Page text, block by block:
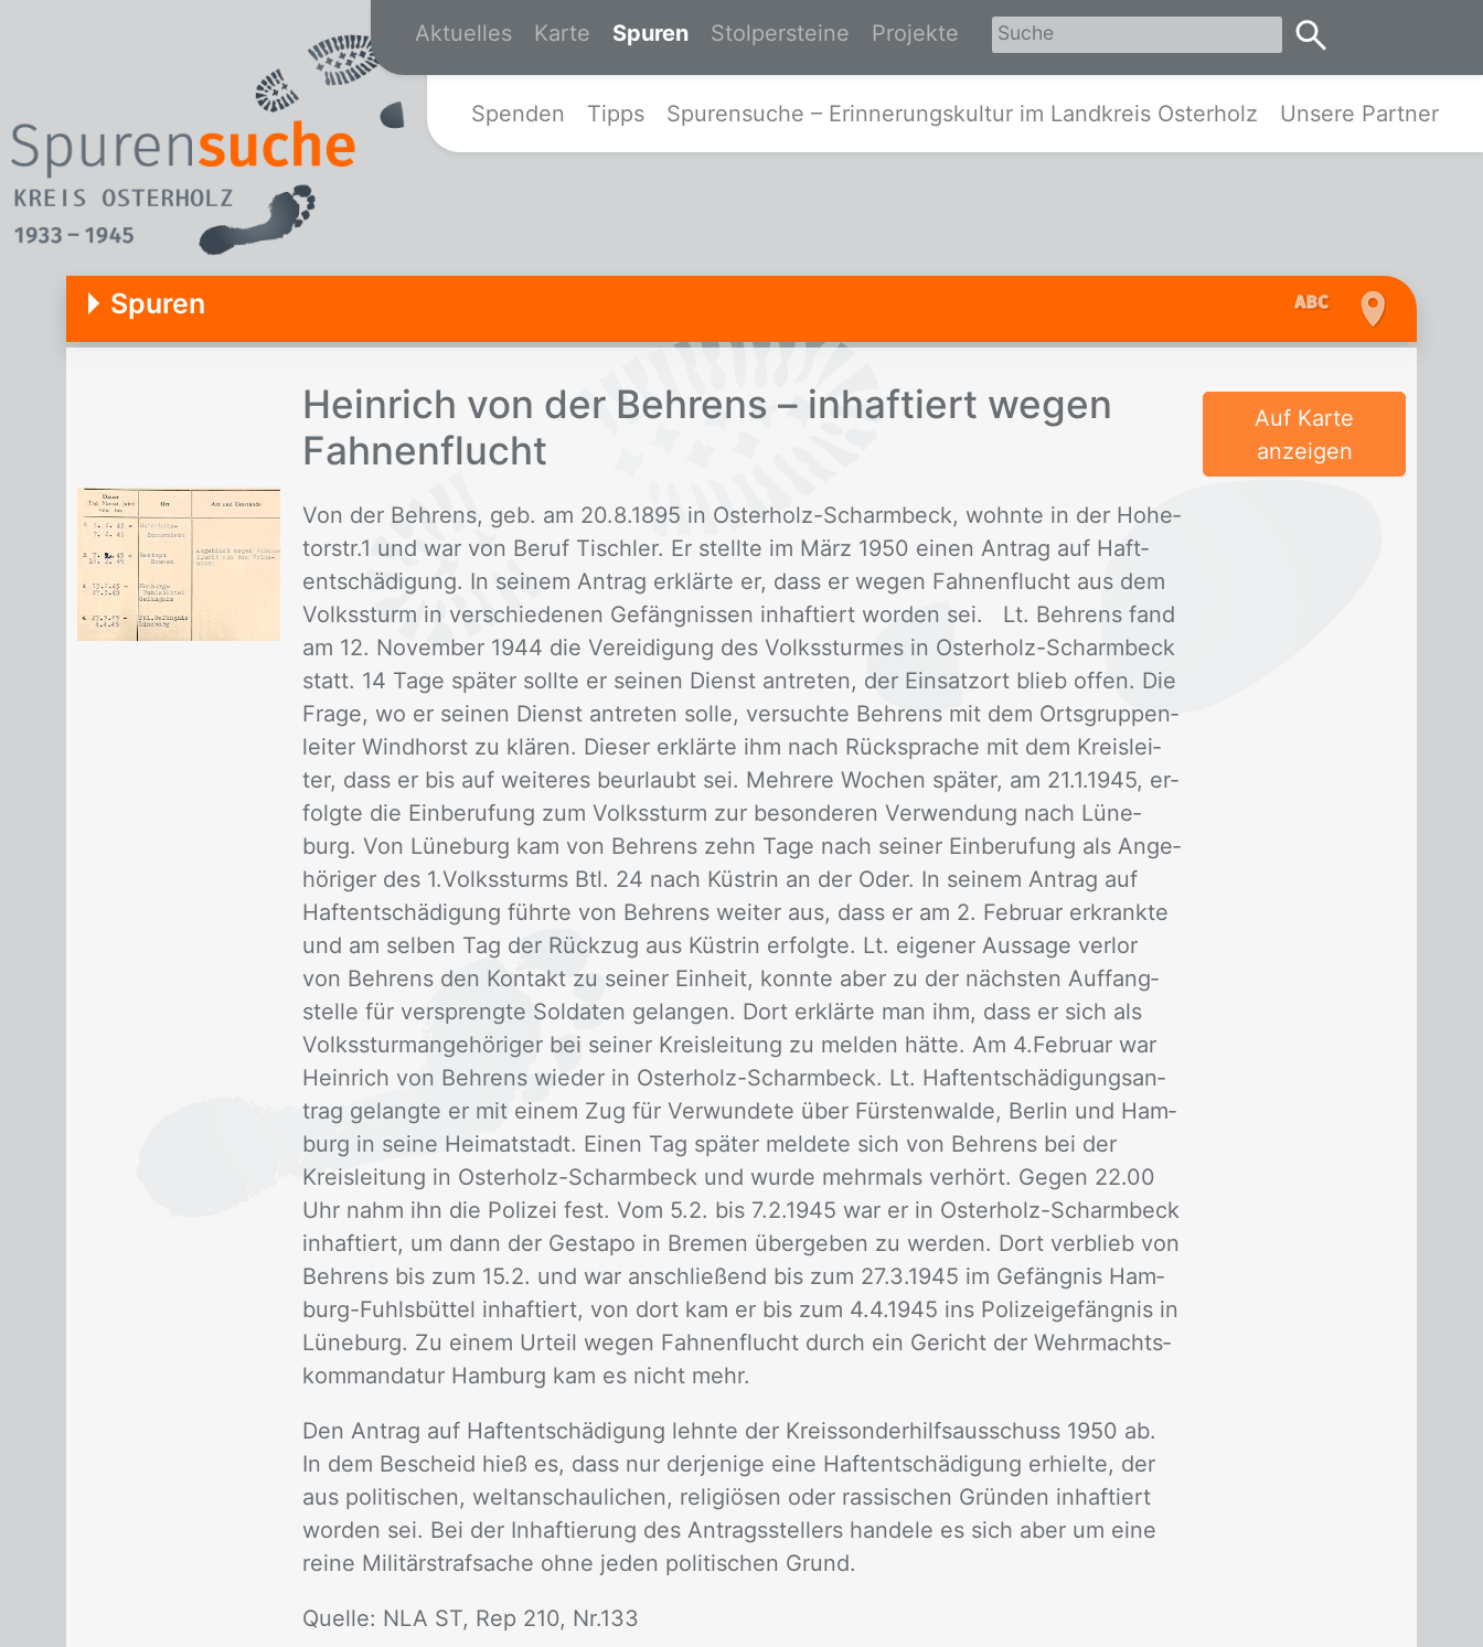
Zur Startseite von Spurensuche-Osterholz
Aktuelles Karte Spuren Stolpersteine Projekte
Spenden Tipps Spurensuche – Erinnerungskultur im Landkreis Osterholz Unsere Partner
Spuren
Hein­rich von der Beh­rens – in­haf­tiert we­gen
Fah­nen­flucht
Auf Karte
anzeigen
Von der Beh­rens, geb. am 20.8.1895 in Os­ter­holz-Scharm­beck, wohn­te in der Ho­he­
tor­str.1 und war von Be­ruf Tisch­ler. Er stell­te im März 1950 ei­nen An­trag auf Haft­
ent­schä­di­gung. In sei­nem An­trag er­klär­te er, dass er we­gen Fah­nen­flucht aus dem
Volks­sturm in ver­schie­de­nen Ge­fäng­nis­sen in­haf­tiert wor­den sei. Lt. Beh­rens fand
am 12. No­vem­ber 1944 die Ver­ei­di­gung des Volks­stur­mes in Os­ter­holz-Scharm­beck
statt. 14 Tage spä­ter soll­te er sei­nen Dienst an­tre­ten, der Ein­satz­ort blieb of­fen. Die
Fra­ge, wo er sei­nen Dienst an­tre­ten sol­le, ver­such­te Beh­rens mit dem Orts­grup­pen­
lei­ter Wind­horst zu klä­ren. Die­ser er­klär­te ihm nach Rück­spra­che mit dem Kreis­lei­
ter, dass er bis auf wei­te­res be­ur­laubt sei. Meh­re­re Wo­chen spä­ter, am 21.1.1945, er­
folg­te die Ein­be­ru­fung zum Volks­sturm zur be­son­de­ren Ver­wen­dung nach Lü­ne­
burg. Von Lü­ne­burg kam von Beh­rens zehn Tage nach sei­ner Ein­be­ru­fung als An­ge­
hö­ri­ger des 1.Volks­sturms Btl. 24 nach Küs­trin an der Oder. In sei­nem An­trag auf
Haft­ent­schä­di­gung führ­te von Beh­rens wei­ter aus, dass er am 2. Fe­bru­ar er­krank­te
und am sel­ben Tag der Rück­zug aus Küs­trin er­folg­te. Lt. ei­ge­ner Aus­sa­ge ver­lor
von Beh­rens den Kon­takt zu sei­ner Ein­heit, konn­te aber zu der nächs­ten Auf­fang­
stel­le für ver­spreng­te Sol­da­ten ge­lan­gen. Dort er­klär­te man ihm, dass er sich als
Volks­stur­man­ge­hö­ri­ger bei sei­ner Kreis­lei­tung zu mel­den hät­te. Am 4.Fe­bru­ar war
Hein­rich von Beh­rens wie­der in Os­ter­holz-Scharm­beck. Lt. Haft­ent­schä­di­gungs­an­
trag ge­lang­te er mit ei­nem Zug für Ver­wun­de­te über Fürs­ten­wal­de, Ber­lin und Ham­
burg in sei­ne Hei­mat­stadt. Ei­nen Tag spä­ter mel­de­te sich von Beh­rens bei der
Kreis­lei­tung in Os­ter­holz-Scharm­beck und wur­de mehr­mals ver­hört. Ge­gen 22.00
Uhr nahm ihn die Po­li­zei fest. Vom 5.2. bis 7.2.1945 war er in Os­ter­holz-Scharm­beck
in­haf­tiert, um dann der Ge­sta­po in Bre­men über­ge­ben zu wer­den. Dort ver­blieb von
Beh­rens bis zum 15.2. und war an­schlie­ßend bis zum 27.3.1945 im Ge­fäng­nis Ham­
burg-Fuhls­büt­tel in­haf­tiert, von dort kam er bis zum 4.4.1945 ins Po­li­zei­ge­fäng­nis in
Lü­ne­burg. Zu ei­nem Ur­teil we­gen Fah­nen­flucht durch ein Ge­richt der Wehr­machts­
kom­man­da­tur Ham­burg kam es nicht mehr.
Den An­trag auf Haft­ent­schä­di­gung lehn­te der Kreis­son­der­hilfs­aus­schuss 1950 ab.
In dem Be­scheid hieß es, dass nur der­je­ni­ge eine Haft­ent­schä­di­gung er­hiel­te, der
aus po­li­ti­schen, welt­an­schau­li­chen, re­li­giö­sen oder ras­si­schen Grün­den in­haf­tiert
wor­den sei. Bei der In­haf­tie­rung des An­trags­stel­lers han­de­le es sich aber um eine
rei­ne Mi­li­tär­straf­sa­che ohne je­den po­li­ti­schen Grund.
Quel­le: NLA ST, Rep 210, Nr.133